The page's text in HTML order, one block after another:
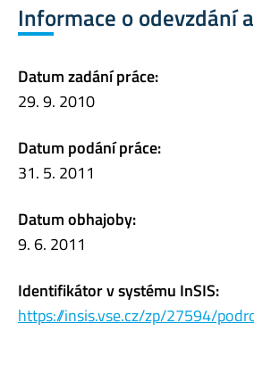
Informace o odevzdání
Datum zadání práce:
29. 9. 2010
Datum podání práce:
31. 5. 2011
Datum obhajoby:
9. 6. 2011
Identifikátor v systému InSIS:
https://insis.vse.cz/zp/27594/